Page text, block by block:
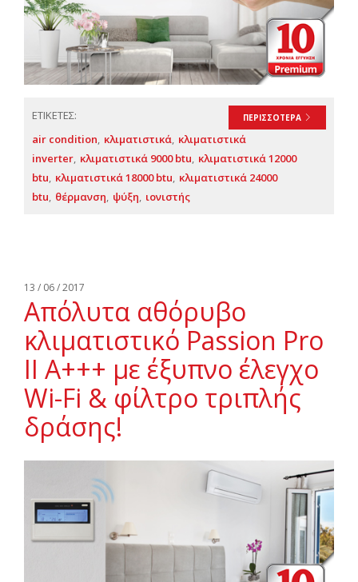
ΠΕΡΙΣΣΟΤΕΡΑ
ΕΤΙΚΕΤΕΣ:
air condition κλιματιστικά κλιματιστικά
inverter κλιματιστικά 9000 btu κλιματιστικά 12000
btu κλιματιστικά 18000 btu κλιματιστικά 24000
btu θέρμανση ψύξη ιονιστής
13 / 06 / 2017
Απόλυτα αθόρυβο
κλιματιστικό Passion Pro
II Α+++ με έξυπνο έλεγχο
Wi-Fi & φίλτρο τριπλής
δράσης!